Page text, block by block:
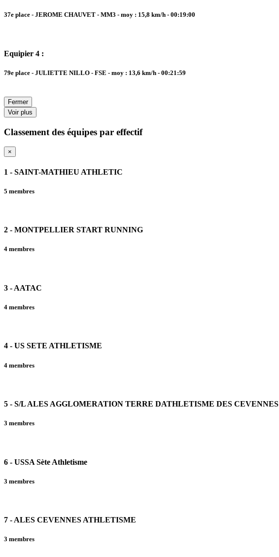
37e place - JEROME CHAUVET - MM3 - moy : 15,8 km/h - 00:19:00
Equipier 4 :
79e place - JULIETTE NILLO - FSE - moy : 13,6 km/h - 00:21:59
Fermer
Voir plus
Classement des équipes par effectif
×
1 - SAINT-MATHIEU ATHLETIC
5 membres
2 - MONTPELLIER START RUNNING
4 membres
3 - AATAC
4 membres
4 - US SETE ATHLETISME
4 membres
5 - S/L ALES AGGLOMERATION TERRE DATHLETISME DES CEVENNES
3 membres
6 - USSA Sète Athletisme
3 membres
7 - ALES CEVENNES ATHLETISME
3 membres